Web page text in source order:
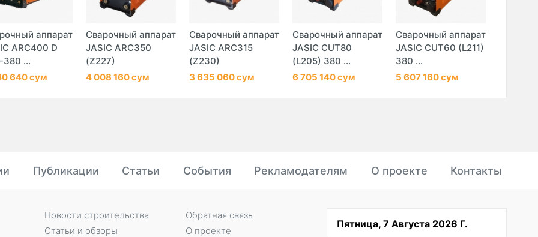
аппарат
ARC400 D
380 ...
640 сум
Сварочный аппарат
JASIC ARC350
(Z227)
4 008 160 сум
Сварочный аппарат
JASIC ARC315
(Z230)
3 635 060 сум
Сварочный аппарат
JASIC CUT80
(L205) 380 ...
6 705 140 сум
Сварочный аппарат
JASIC CUT60 (L211)
380 ...
5 607 160 сум
Публикации Статьи События Рекламодателям О проекте Контакты
Пятница, 7 Августа 2026 Г.
Новости строительства
Статьи и обзоры
Обратная связь
О проекте